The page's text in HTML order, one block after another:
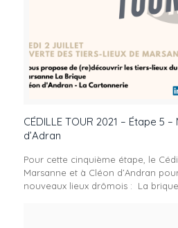
CÉDILLE TOUR 2021 – Étape 5
d’Adran
Pour cette cinquième étape, le
Marsanne et à Cléon d’Andran
nouveaux lieux drômois : La